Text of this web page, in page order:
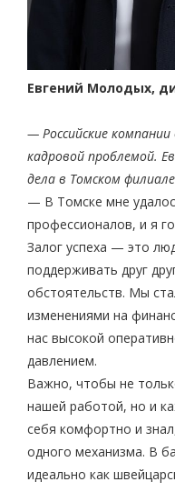
Евгений Молодых,
— Российские
кадровой проблемой.
дела в Томском
— В Томске мне
профессионалов, и я
Залог успеха — это
поддерживать друг
обстоятельств. Мы
изменениями на
нас высокой
давлением.
Важно, чтобы не
нашей работой, но и
себя комфортно и
одного механизма. В
идеально как